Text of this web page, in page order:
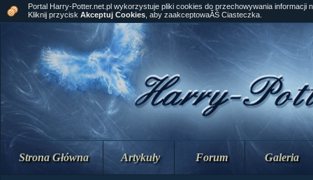
Strona Główna Artykuły Forum Galeria
Portal Harry-Potter.net.pl wykorzystuje pliki cookies do przechowywania informacji
Kliknij przycisk Akceptuj Cookies , aby zaakceptowaĂŚ Ciasteczka.